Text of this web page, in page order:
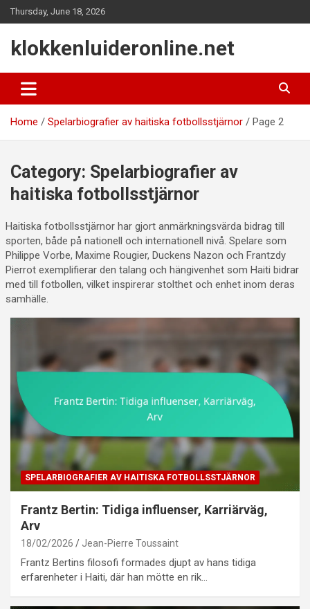
Skip
to
Thursday, June 18, 2026
klokkenluideronline.net
Home Spelarbiografier av haitiska fotbollsstjärnor Page 2
Category: Spelarbiografier av
haitiska fotbollsstjärnor
Haitiska fotbollsstjärnor har gjort anmärkningsvärda bidrag till
sporten, både på nationell och internationell nivå. Spelare som
Philippe Vorbe, Maxime Rougier, Duckens Nazon och Frantzdy
Pierrot exemplifierar den talang och hängivenhet som Haiti bidrar
med till fotbollen, vilket inspirerar stolthet och enhet inom deras
samhälle.
SPELARBIOGRAFIER AV HAITISKA FOTBOLLSSTJÄRNOR
Frantz Bertin: Tidiga influenser, Karriärväg,
Arv
18/02/2026 Jean-Pierre Toussaint
Frantz Bertins filosofi formades djupt av hans tidiga
erfarenheter i Haiti, där han mötte en rik…